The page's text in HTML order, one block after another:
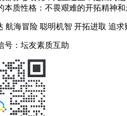
本质性格：不畏艰难的开拓精神
航海冒险 聪明机智 开拓进取 追求
号：坛友素质互助